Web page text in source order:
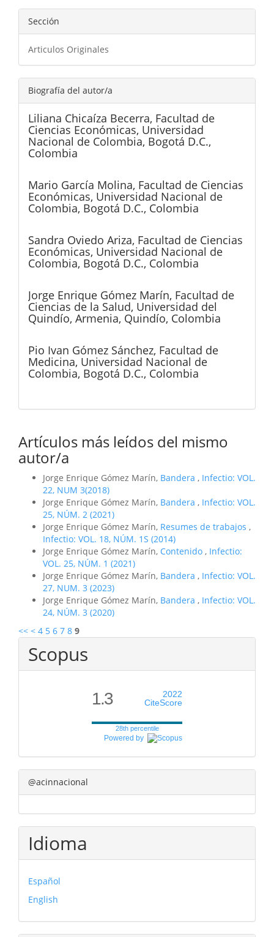
Sección
Articulos Originales
Biografía del autor/a
Liliana Chicaíza Becerra, Facultad de
Ciencias Económicas, Universidad
Nacional de Colombia, Bogotá D.C.,
Colombia
Mario García Molina, Facultad de Ciencias
Económicas, Universidad Nacional de
Colombia, Bogotá D.C., Colombia
Sandra Oviedo Ariza, Facultad de Ciencias
Económicas, Universidad Nacional de
Colombia, Bogotá D.C., Colombia
Jorge Enrique Gómez Marín, Facultad de
Ciencias de la Salud, Universidad del
Quindío, Armenia, Quindío, Colombia
Pio Ivan Gómez Sánchez, Facultad de
Medicina, Universidad Nacional de
Colombia, Bogotá D.C., Colombia
Artículos más leídos del mismo
autor/a
Jorge Enrique Gómez Marín, Bandera , Infectio: VOL.
22, NUM 3(2018)
Jorge Enrique Gómez Marín, Bandera , Infectio: VOL.
25, NÚM. 2 (2021)
Jorge Enrique Gómez Marín, Resumes de trabajos ,
Infectio: VOL. 18, NÚM. 1S (2014)
Jorge Enrique Gómez Marín, Contenido , Infectio:
VOL. 25, NÚM. 1 (2021)
Jorge Enrique Gómez Marín, Bandera , Infectio: VOL.
27, NUM. 3 (2023)
Jorge Enrique Gómez Marín, Bandera , Infectio: VOL.
24, NÚM. 3 (2020)
<< < 4 5 6 7 8 9
Scopus
1.3
2022
CiteScore
28th percentile
Powered by
@acinnacional
Idioma
Español
English